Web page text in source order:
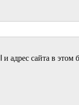
адрес сайта в этом